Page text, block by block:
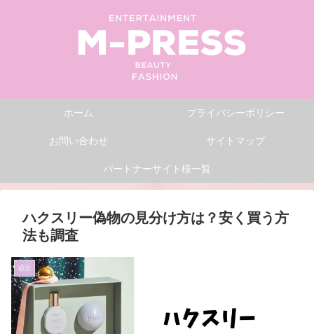
ホーム プライバシーポリシー
お問い合わせ サイトマップ
パートナーサイト様一覧
ハクスリー偽物の見分け方は？安く買う方
法も調査
通販